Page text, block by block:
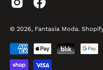
© 2026, Fantasia Moda.